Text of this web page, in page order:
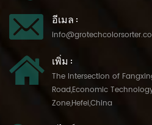
อีเมล :
เพิ่ม :
The Intersection of
Road,Economic
Zone,Hefei,China